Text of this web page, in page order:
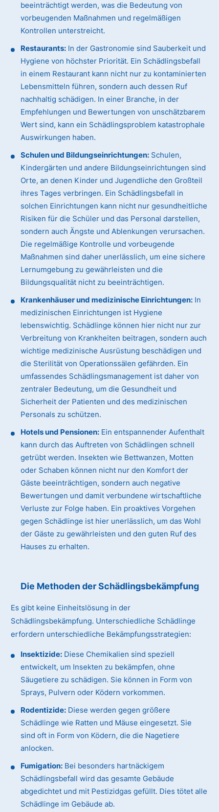
beeinträchtigt werden, was die Bedeutung von
vorbeugenden Maßnahmen und regelmäßigen
Kontrollen unterstreicht.
Restaurants: In der Gastronomie sind Sauberkeit und
Hygiene von höchster Priorität. Ein Schädlingsbefall
in einem Restaurant kann nicht nur zu kontaminierten
Lebensmitteln führen, sondern auch dessen Ruf
nachhaltig schädigen. In einer Branche, in der
Empfehlungen und Bewertungen von unschätzbarem
Wert sind, kann ein Schädlingsproblem katastrophale
Auswirkungen haben.
Schulen und Bildungseinrichtungen: Schulen,
Kindergärten und andere Bildungseinrichtungen sind
Orte, an denen Kinder und Jugendliche den Großteil
ihres Tages verbringen. Ein Schädlingsbefall in
solchen Einrichtungen kann nicht nur gesundheitliche
Risiken für die Schüler und das Personal darstellen,
sondern auch Ängste und Ablenkungen verursachen.
Die regelmäßige Kontrolle und vorbeugende
Maßnahmen sind daher unerlässlich, um eine sichere
Lernumgebung zu gewährleisten und die
Bildungsqualität nicht zu beeinträchtigen.
Krankenhäuser und medizinische Einrichtungen: In
medizinischen Einrichtungen ist Hygiene
lebenswichtig. Schädlinge können hier nicht nur zur
Verbreitung von Krankheiten beitragen, sondern auch
wichtige medizinische Ausrüstung beschädigen und
die Sterilität von Operationssälen gefährden. Ein
umfassendes Schädlingsmanagement ist daher von
zentraler Bedeutung, um die Gesundheit und
Sicherheit der Patienten und des medizinischen
Personals zu schützen.
Hotels und Pensionen: Ein entspannender Aufenthalt
kann durch das Auftreten von Schädlingen schnell
getrübt werden. Insekten wie Bettwanzen, Motten
oder Schaben können nicht nur den Komfort der
Gäste beeinträchtigen, sondern auch negative
Bewertungen und damit verbundene wirtschaftliche
Verluste zur Folge haben. Ein proaktives Vorgehen
gegen Schädlinge ist hier unerlässlich, um das Wohl
der Gäste zu gewährleisten und den guten Ruf des
Hauses zu erhalten.
Die Methoden der Schädlingsbekämpfung
Es gibt keine Einheitslösung in der
Schädlingsbekämpfung. Unterschiedliche Schädlinge
erfordern unterschiedliche Bekämpfungsstrategien:
Insektizide: Diese Chemikalien sind speziell
entwickelt, um Insekten zu bekämpfen, ohne
Säugetiere zu schädigen. Sie können in Form von
Sprays, Pulvern oder Ködern vorkommen.
Rodentizide: Diese werden gegen größere
Schädlinge wie Ratten und Mäuse eingesetzt. Sie
sind oft in Form von Ködern, die die Nagetiere
anlocken.
Fumigation: Bei besonders hartnäckigem
Schädlingsbefall wird das gesamte Gebäude
abgedichtet und mit Pestizidgas gefüllt. Dies tötet alle
Schädlinge im Gebäude ab.